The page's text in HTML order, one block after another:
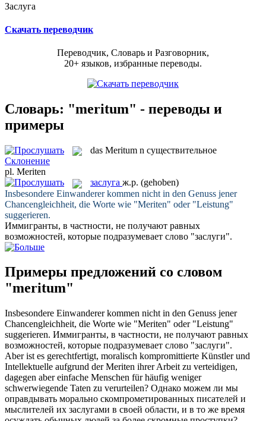
Заслуга
Скачать переводчик
Переводчик, Словарь и Разговорник,
20+ языков, избранные переводы.
Словарь: "meritum" - переводы и
примеры
das Meritum n существительное
Склонение
pl. Meriten
заслуга ж.р. (gehoben)
Insbesondere Einwanderer kommen nicht in den Genuss jener
Chancengleichheit, die Worte wie "Meriten" oder "Leistung"
suggerieren.
Иммигранты, в частности, не получают равных
возможностей, которые подразумевает слово "заслуги".
Примеры предложений со словом
"meritum"
Insbesondere Einwanderer kommen nicht in den Genuss jener
Chancengleichheit, die Worte wie "Meriten" oder "Leistung"
suggerieren. Иммигранты, в частности, не получают равных
возможностей, которые подразумевает слово "заслуги".
Aber ist es gerechtfertigt, moralisch kompromittierte Künstler und
Intellektuelle aufgrund derMeriten ihrer Arbeit zu verteidigen,
dagegen aber einfache Menschen für häufig weniger
schwerwiegende Taten zu verurteilen? Однако можем ли мы
оправдывать морально скомпрометированных писателей и
мыслителей их заслугами в своей области, и в то же время